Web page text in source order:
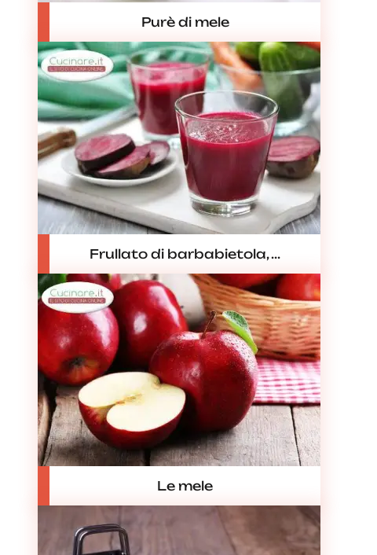
Purè di mele
Frullato di barbabietola, ...
Le mele